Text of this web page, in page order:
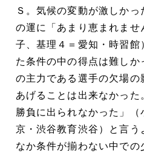
Ｓ。気候の変動が激しか
の運に「あまり恵まれませ
子、基理４＝愛知・時習
た条件の中の得点は難し
の主力である選手の欠場
あげることは出来なかっ
勝負に出られなかった」
京・渋谷教育渋谷）と言
なか条件が揃わない中で